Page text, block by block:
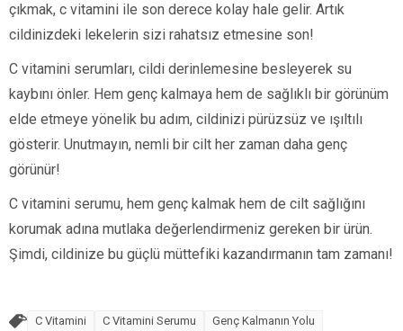
çıkmak, c vitamini ile son derece kolay hale gelir. Artık
cildinizdeki lekelerin sizi rahatsız etmesine son!
C vitamini serumları, cildi derinlemesine besleyerek su
kaybını önler. Hem genç kalmaya hem de sağlıklı bir görünüm
elde etmeye yönelik bu adım, cildinizi pürüzsüz ve ışıltılı
gösterir. Unutmayın, nemli bir cilt her zaman daha genç
görünür!
C vitamini serumu, hem genç kalmak hem de cilt sağlığını
korumak adına mutlaka değerlendirmeniz gereken bir ürün.
Şimdi, cildinize bu güçlü müttefiki kazandırmanın tam zamanı!
C Vitamini C Vitamini Serumu Genç Kalmanın Yolu